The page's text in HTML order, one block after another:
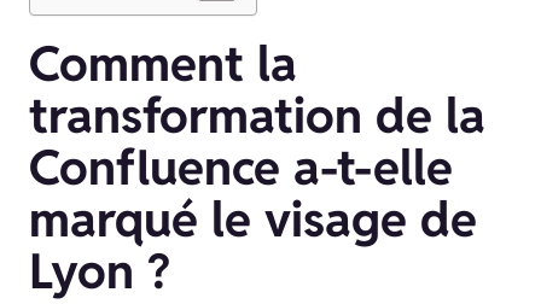
Comment la
transformation de la
Confluence a-t-elle
marqué le visage de
Lyon ?